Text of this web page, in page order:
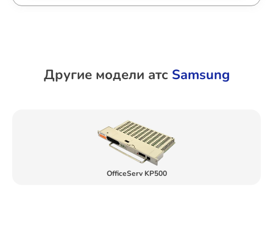
Другие модели атс Samsung
OfficeServ KP500